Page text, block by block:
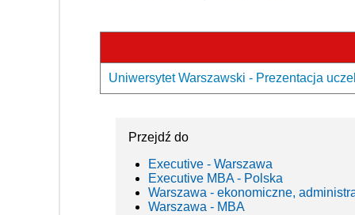
Uniwersytet Warszawski - Prezentacja
Przejdź do
Executive - Warszawa
Executive MBA - Polska
Warszawa - ekonomiczne,
Warszawa - MBA